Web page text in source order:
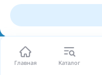
Главная Каталог